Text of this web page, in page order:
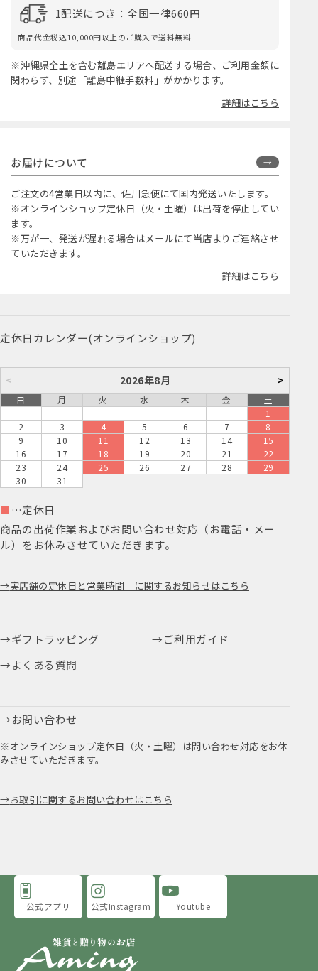
1配送につき：全国一律660円
商品代金税込10,000円以上のご購入で送料無料
※沖縄県全土を含む離島エリアへ配送する場合、ご利用金額に
関わらず、別途「離島中継手数料」がかかります。
詳細はこちら
お届けについて
ご注文の4営業日以内に、佐川急便にて国内発送いたします。
※オンラインショップ定休日（火・土曜）は出荷を停止してい
ます。
※万が一、発送が遅れる場合はメールにて当店よりご連絡させ
ていただきます。
詳細はこちら
定休日カレンダー(オンラインショップ)
< 2026年8月 >
日 月 火 水 木 金
土
1
2
3 4 5 6 7
8
9
10 11 12 13 14
15
16
17 18 19 20 21
22
23
24 25 26 27 28
29
30
31
■ …定休日
商品の出荷作業およびお問い合わせ対応（お電話・メー
ル）をお休みさせていただきます。
実店舗の定休日と営業時間」に関するお知らせはこちら
ギフトラッピング
ご利用ガイド
よくある質問
お問い合わせ
※オンラインショップ定休日（火・土曜）は問い合わせ対応をお休
みさせていただきます。
お取引に関するお問い合わせはこちら
公式アプリ 公式Instagram Youtube